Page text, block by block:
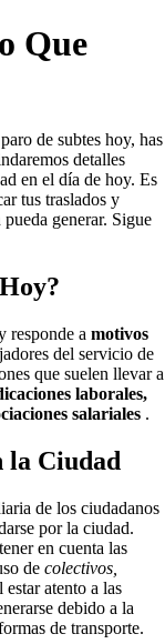
Que
de subtes hoy, has
detalles
en el día de hoy. Es
tus traslados y
generar. Sigue
responde a motivos
del servicio de
que suelen llevar a
laborales,
salariales .
la Ciudad
de los ciudadanos
por la ciudad.
en cuenta las
de colectivos,
atento a las
debido a la
de transporte.